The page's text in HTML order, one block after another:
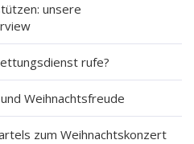
unsere
rufe?
Weihnachtsfreude
zum Weihnachtskonzert